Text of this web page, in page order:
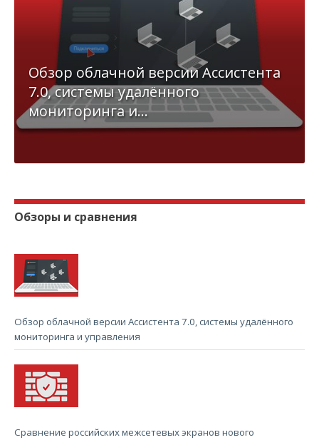
Обзор облачной версии Ассистента
7.0, системы удалённого
мониторинга и...
Обзоры и сравнения
Обзор облачной версии Ассистента 7.0, системы удалённого
мониторинга и управления
Сравнение российских межсетевых экранов нового